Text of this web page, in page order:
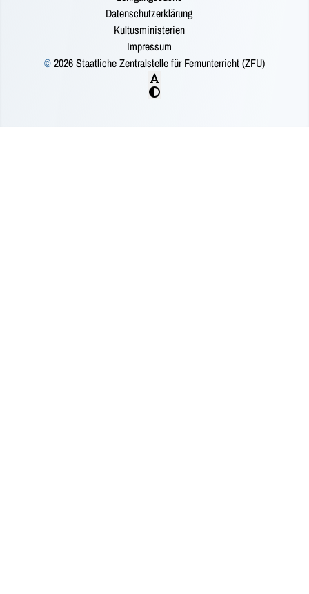
Datenschutzerklärung
Kultusministerien
Impressum
©2026 Staatliche Zentralstelle für Fernunterricht (ZFU)